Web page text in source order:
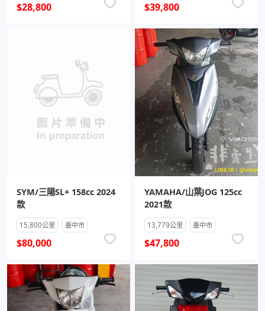
$28,800 $39,800
SYM/三陽SL+ 158cc 2024
款
15,800公里 臺中市
$80,000
YAMAHA/山葉JOG 125cc
2021款
13,779公里 臺中市
$47,800